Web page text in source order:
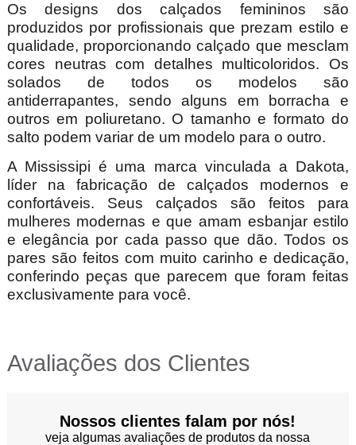
Os designs dos calçados femininos são
produzidos por profissionais que prezam estilo e
qualidade, proporcionando calçado que mesclam
cores neutras com detalhes multicoloridos. Os
solados de todos os modelos são
antiderrapantes, sendo alguns em borracha e
outros em poliuretano. O tamanho e formato do
salto podem variar de um modelo para o outro.
A Mississipi é uma marca vinculada a Dakota,
líder na fabricação de calçados modernos e
confortáveis. Seus calçados são feitos para
mulheres modernas e que amam esbanjar estilo
e elegância por cada passo que dão. Todos os
pares são feitos com muito carinho e dedicação,
conferindo peças que parecem que foram feitas
exclusivamente para você.
Avaliações dos Clientes
Nossos clientes falam por nós!
veja algumas avaliações de produtos da nossa